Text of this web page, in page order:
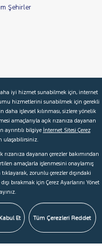
Şehirler
Hakkımızda
S.S.S.
iyi hizmet sunabilmek için, internet
hizmetlerini sunabilmek için gerekli
işlevsel kılınması, sizlere yönelik
amaçlarıyla açık rızanıza dayanan
ayrıntılı bilgiye İnternet Sitesi Çerez
ulaşabilirsiniz.
dayanan çerezler bakımından
amaçlarla işlenmesini onaylamış
zorunlu çerezler dışındaki
bırakmak için Çerez Ayarlarını Yönet
Et Tüm Çerezleri Reddet